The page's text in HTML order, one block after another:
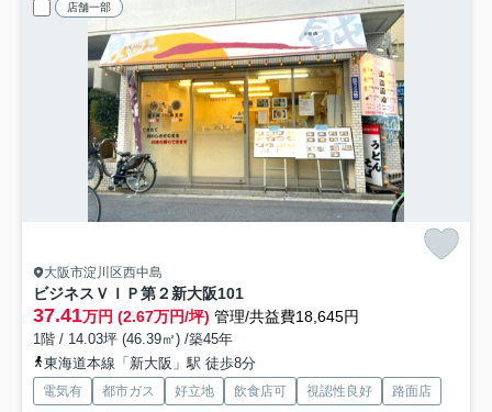
店舗一部
大阪市淀川区西中島
ビジネスＶＩＰ第２新大阪101
37.41万円 (2.67万円/坪) 管理/共益費18,645円
1階 / 14.03坪 (46.39㎡) /築45年
東海道本線「新大阪」駅 徒歩8分
電気有 都市ガス 好立地 飲食店可 視認性良好 路面店